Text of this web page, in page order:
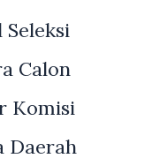
Calon
Komisi
Daerah